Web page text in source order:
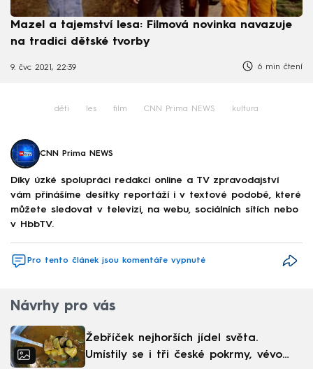
Mazel a tajemství lesa: Filmová novinka navazuje
na tradici dětské tvorby
9. čvc 2021, 22:39 6 min čtení
děti les film CNN Prima NEWS kultura
CNN Prima NEWS
Díky úzké spolupráci redakcí online a TV zpravodajství
vám přinášíme desítky reportáží i v textové podobě, které
můžete sledovat v televizi, na webu, sociálních sítích nebo
v HbbTV.
Pro tento článek jsou komentáře vypnuté
Návrhy pro vás
Žebříček nejhorších jídel světa.
Umístily se i tři české pokrmy, vévodí